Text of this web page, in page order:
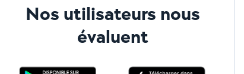
Nos utilisateurs nous
évaluent